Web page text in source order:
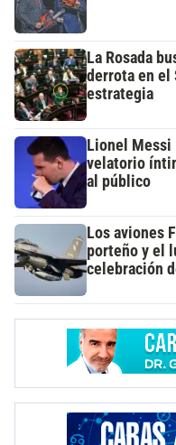
La Rosada
derrota en el
estrategia
Lionel Messi
velatorio
al público
Los aviones
porteño y el
celebración